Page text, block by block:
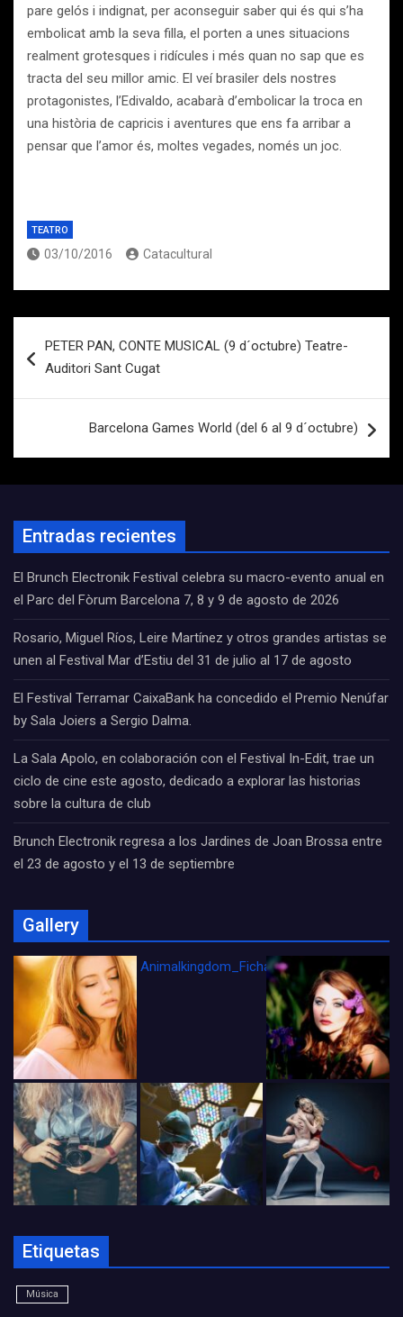
pare gelós i indignat, per aconseguir saber qui és qui s’ha
embolicat amb la seva filla, el porten a unes situacions
realment grotesques i ridícules i més quan no sap que es
tracta del seu millor amic. El veí brasiler dels nostres
protagonistes, l’Edivaldo, acabarà d’embolicar la troca en
una història de capricis i aventures que ens fa arribar a
pensar que l’amor és, moltes vegades, només un joc.
TEATRO
03/10/2016 Catacultural
de
PETER PAN, CONTE MUSICAL (9 d´octubre) Teatre-
Auditori Sant Cugat
Barcelona Games World (del 6 al 9 d´octubre)
Entradas recientes
El Brunch Electronik Festival celebra su macro-evento anual en
el Parc del Fòrum Barcelona 7, 8 y 9 de agosto de 2026
Rosario, Miguel Ríos, Leire Martínez y otros grandes artistas se
unen al Festival Mar d’Estiu del 31 de julio al 17 de agosto
El Festival Terramar CaixaBank ha concedido el Premio Nenúfar
by Sala Joiers a Sergio Dalma.
La Sala Apolo, en colaboración con el Festival In-Edit, trae un
ciclo de cine este agosto, dedicado a explorar las historias
sobre la cultura de club
Brunch Electronik regresa a los Jardines de Joan Brossa entre
el 23 de agosto y el 13 de septiembre
Gallery
Animalkingdom_FichaCine
Etiquetas
Música